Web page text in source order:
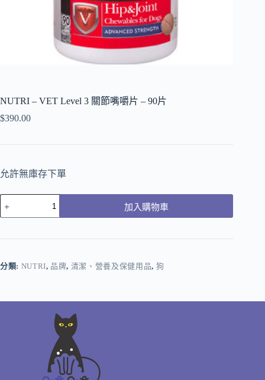
NUTRI – VET Level 3 關節嘴嚼片 – 90片
$390.00
允許無庫存下單
加入購物車
分類: NUTRI, 品牌, 清潔、營養及保健用品, 狗